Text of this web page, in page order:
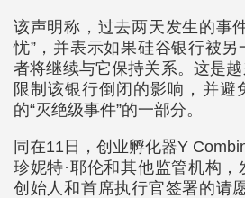
该声明称，过去两天发生的事
忧”，并表示如果硅谷银行被
者将继续与它保持关系。这是
限制该银行倒闭的影响，并避
的“灭绝级事件”的一部分。
同在11日，创业孵化器Y
珍妮特·耶伦和其他监管机构，
创始人和首席执行官签署的请